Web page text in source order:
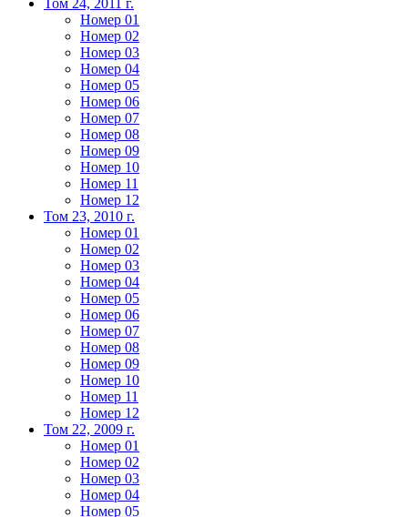
Том 24, 2011 г.
Номер 01
Номер 02
Номер 03
Номер 04
Номер 05
Номер 06
Номер 07
Номер 08
Номер 09
Номер 10
Номер 11
Номер 12
Том 23, 2010 г.
Номер 01
Номер 02
Номер 03
Номер 04
Номер 05
Номер 06
Номер 07
Номер 08
Номер 09
Номер 10
Номер 11
Номер 12
Том 22, 2009 г.
Номер 01
Номер 02
Номер 03
Номер 04
Номер 05